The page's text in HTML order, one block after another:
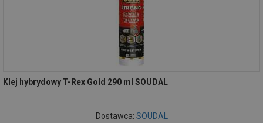
Klej hybrydowy T-Rex Gold 290 ml SOUDAL
Dostawca: SOUDAL